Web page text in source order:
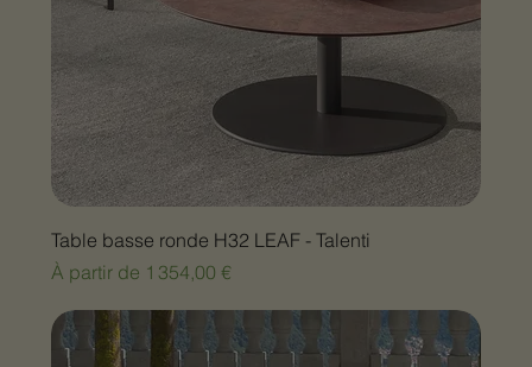
Table basse ronde H32 LEAF - Talenti
À partir de 1 354,00 €
Prix promotionnel